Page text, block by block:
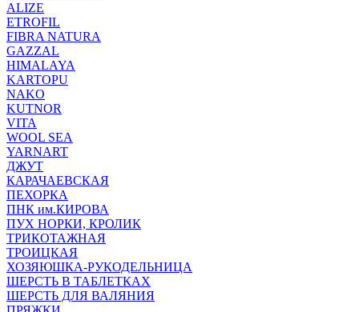
ALIZE
ETROFIL
FIBRA NATURA
GAZZAL
HIMALAYA
KARTOPU
NAKO
KUTNOR
VITA
WOOL SEA
YARNART
ДЖУТ
КАРАЧАЕВСКАЯ
ПЕХОРКА
ПНК им.КИРОВА
ПУХ НОРКИ, КРОЛИК
ТРИКОТАЖНАЯ
ТРОИЦКАЯ
ХОЗЯЮШКА-РУКОДЕЛЬНИЦА
ШЕРСТЬ В ТАБЛЕТКАХ
ШЕРСТЬ ДЛЯ ВАЛЯНИЯ